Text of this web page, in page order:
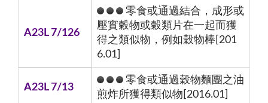
A23L 7/126
零食或通過結合，成形或
壓實穀物或穀類片在一起而獲
得之類似物，例如穀物棒[201
6.01]
A23L 7/13
零食或通過穀物麵團之油
煎炸所獲得類似物[2016.01]